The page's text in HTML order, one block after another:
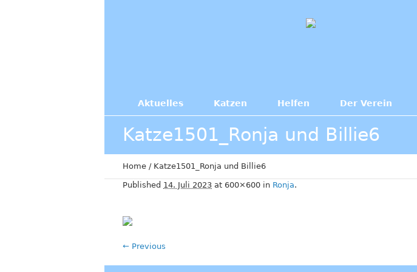
Aktuelles Katzen Helfen Der Verein
Katze1501_Ronja und Billie6
Home / Katze1501_Ronja und Billie6
Published 14. Juli 2023 at 600×600 in Ronja.
← Previous